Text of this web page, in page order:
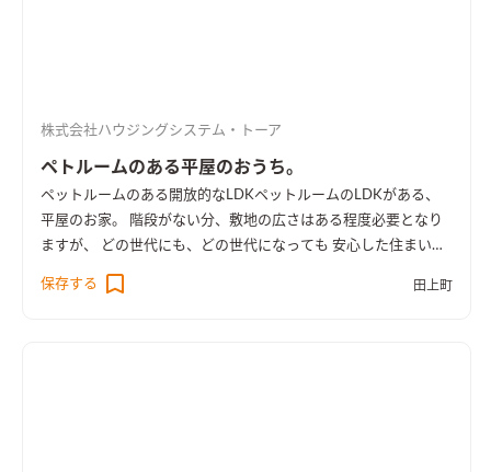
株式会社ハウジングシステム・トーア
ペトルームのある平屋のおうち。
ペットルームのある開放的なLDKペットルームのLDKがある、
平屋のお家。 階段がない分、敷地の広さはある程度必要となり
ますが、 どの世代にも、どの世代になっても 安心した住まいに
保存する
田上町